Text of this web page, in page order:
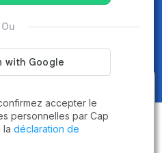
et EHPAD
(71640)
comparatif des
adaptés à vos
minutes !
Ou
accepter le
personnelles par Cap
la déclaration de